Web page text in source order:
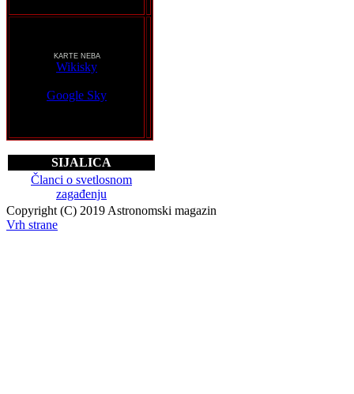
KARTE NEBA
Wikisky
Google Sky
SIJALICA
Članci o svetlosnom
zagađenju
Copyright (C) 2019 Astronomski magazin
Vrh strane